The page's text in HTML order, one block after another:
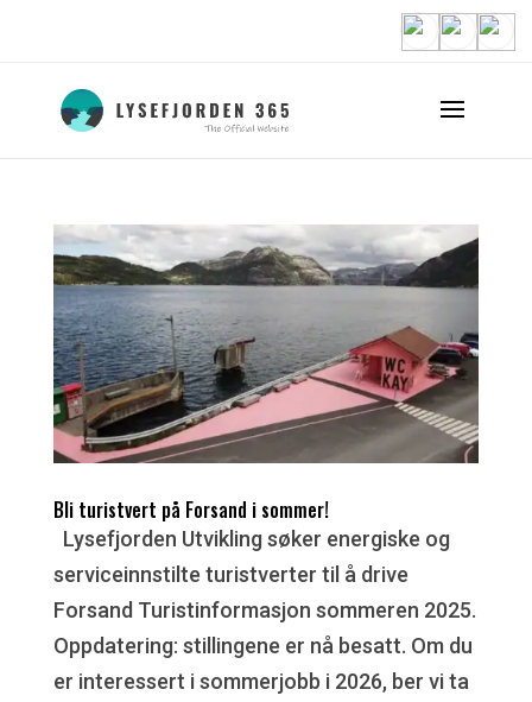
Bli turistvert på Forsand i sommer!
Lysefjorden Utvikling søker energiske og
serviceinnstilte turistverter til å drive
Forsand Turistinformasjon sommeren 2025.
Oppdatering: stillingene er nå besatt. Om du
er interessert i sommerjobb i 2026, ber vi ta